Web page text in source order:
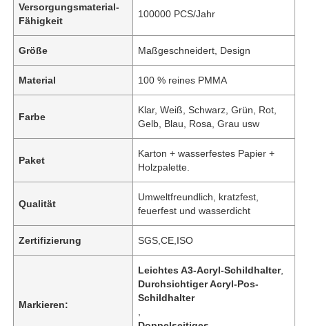
Versorgungsmaterial-
Fähigkeit
100000 PCS/Jahr
Größe Maßgeschneidert, Design
Material 100 % reines PMMA
Farbe
Klar, Weiß, Schwarz, Grün, Rot,
Gelb, Blau, Rosa, Grau usw
Paket
Karton + wasserfestes Papier +
Holzpalette.
Qualität
Umweltfreundlich, kratzfest,
feuerfest und wasserdicht
Zertifizierung SGS,CE,ISO
Markieren:
Leichtes A3-Acryl-Schildhalter,
Durchsichtiger Acryl-Pos-
Schildhalter